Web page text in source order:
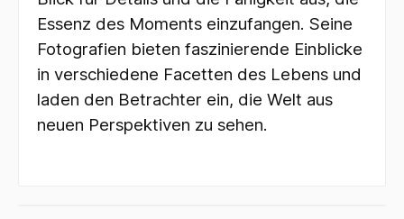
Essenz des Moments einzufangen. Seine
Fotografien bieten faszinierende Einblicke
in verschiedene Facetten des Lebens und
laden den Betrachter ein, die Welt aus
neuen Perspektiven zu sehen.